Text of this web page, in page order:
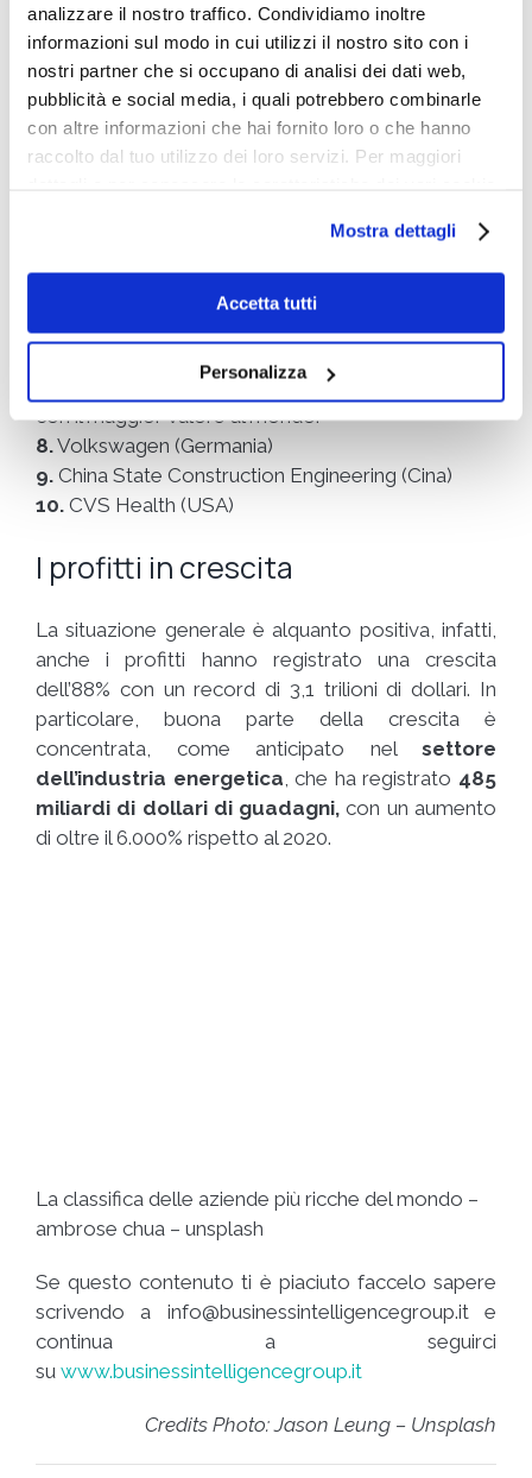
analizzare il nostro traffico. Condividiamo inoltre
informazioni sul modo in cui utilizzi il nostro sito con i
nostri partner che si occupano di analisi dei dati web,
pubblicità e social media, i quali potrebbero combinarle
con altre informazioni che hai fornito loro o che hanno
raccolto dal tuo utilizzo dei loro servizi. Per maggiori
Mostra dettagli
Accetta tutti
Personalizza
Amazon.com (USA)
3. State Grid (Cina)
China National Petroleum (Cina)
5. Sinopec (Cina)
mercato ha quasi raggiunto i 1,9 trilioni di dollari,
che le ha permesso di rivendicare il suo titolo di
azienda più redditizia del mondo.
$ 2,7 trilioni detiene la posizione n. 1 come azienda
con il maggior valore al mondo.
8.Volkswagen (Germania)
9. China State Construction Engineering (Cina)
10. CVS Health (USA)
I profitti in crescita
La situazione generale è alquanto positiva, infatti,
anche i profitti hanno registrato una crescita
dell’88% con un record di 3,1 trilioni di dollari. In
particolare, buona parte della crescita è
concentrata, come anticipato nel settore
dell’industria energetica , che ha registrato 485
miliardi di dollari di guadagni, con un aumento
di oltre il 6.000% rispetto al 2020.
La classifica delle aziende più ricche del mondo –
ambrose chua – unsplash
Se questo contenuto ti è piaciuto faccelo sapere
scrivendo a info@businessintelligencegroup.ite
continua a seguirci
su www.businessintelligencegroup.it
Credits Photo: Jason Leung – Unsplash